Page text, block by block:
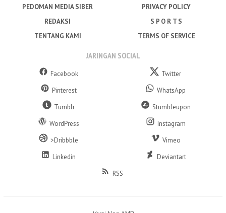
PEDOMAN MEDIA SIBER
PRIVACY POLICY
REDAKSI
S P O R T S
TENTANG KAMI
TERMS OF SERVICE
JARINGAN SOCIAL
Facebook
Twitter
Pinterest
WhatsApp
Tumblr
Stumbleupon
WordPress
Instagram
>Dribbble
Vimeo
Linkedin
Deviantart
RSS